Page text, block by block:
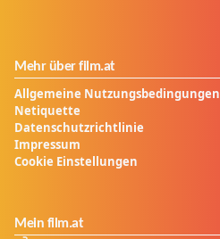
Mehr über film.at
Allgemeine Nutzungsbedingungen
Netiquette
Datenschutzrichtlinie
Impressum
Cookie Einstellungen
Mein film.at